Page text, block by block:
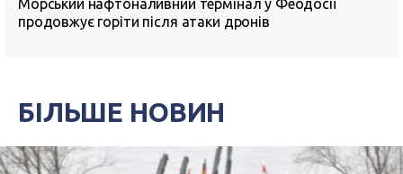
Морський нафтоналивний термінал у Феодосії
продовжує горіти після атаки дронів
БІЛЬШЕ НОВИН